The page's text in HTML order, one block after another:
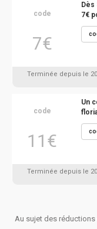
code
7€
Dès
7€
Terminée depuis le
code
11€
Un
Terminée depuis le
Au sujet des